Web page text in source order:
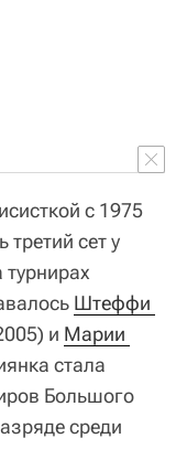
с 1975
третий сет у
Штеффи
и Марии
стала
Большого
среди